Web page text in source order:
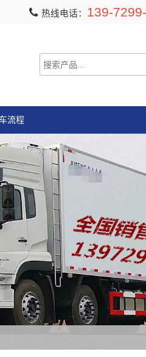
热线电话： 139-
流程